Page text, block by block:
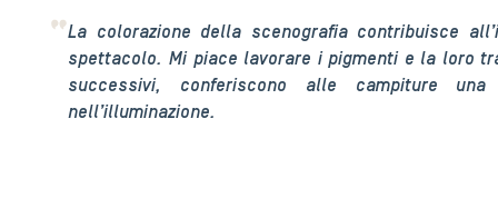
La colorazione della scenografia contribuisce
spettacolo. Mi piace lavorare i pigmenti e la loro
successivi, conferiscono alle campiture
nell’illuminazione.